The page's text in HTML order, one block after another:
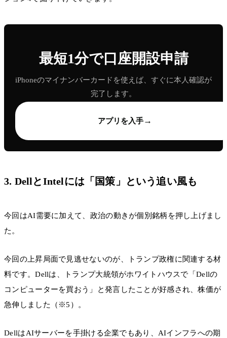
最短1分で口座開設申請
iPhoneのマイナンバーカードを使えば、すぐに本人確認が
完了します。
アプリを入手→
3. DellとIntelには「国策」という追い風も
今回はAI需要に加えて、政治の動きが個別銘柄を押し上げまし
た。
今回の上昇局面で見逃せないのが、トランプ政権に関連する材
料です。Dellは、トランプ大統領がホワイトハウスで「Dellの
コンピューターを買おう」と発言したことが好感され、株価が
急伸しました（※5）。
DellはAIサーバーを手掛ける企業でもあり、AIインフラへの期